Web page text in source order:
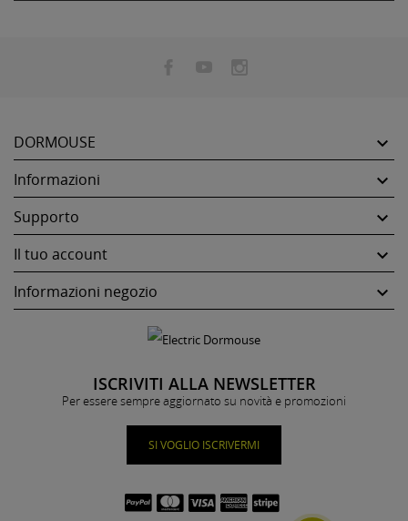
DORMOUSE 
Informazioni 
Supporto 
Il tuo account 
Informazioni negozio 
ISCRIVITI ALLA NEWSLETTER
Per essere sempre aggiornato su novità e promozioni
SI VOGLIO ISCRIVERMI